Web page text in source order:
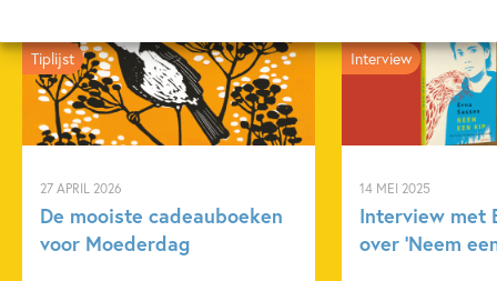
27 APRIL 2026
De mooiste cadeauboeken
voor Moederdag
Tiplijst
14 MEI 2025
Interview met
over ‘Neem
Interview